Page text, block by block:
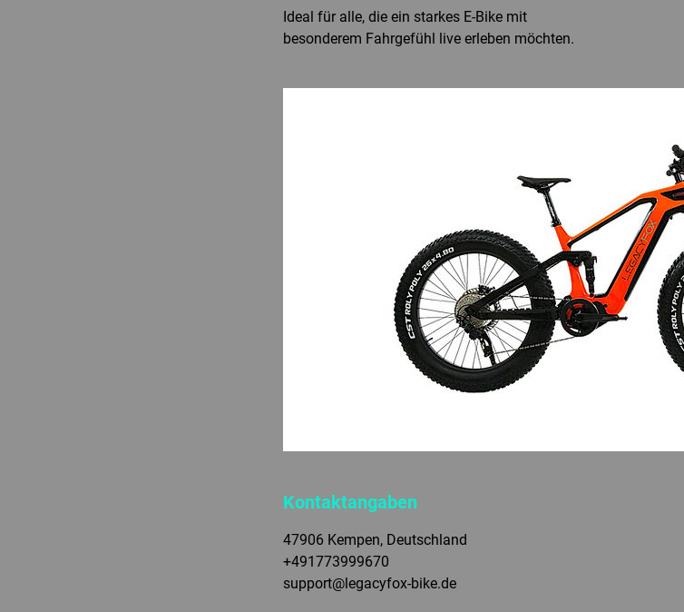
Ideal für alle, die ein starkes E-Bike mit
besonderem Fahrgefühl live erleben möchten.
Kontaktangaben
47906 Kempen, Deutschland
+491773999670
support@legacyfox-bike.de